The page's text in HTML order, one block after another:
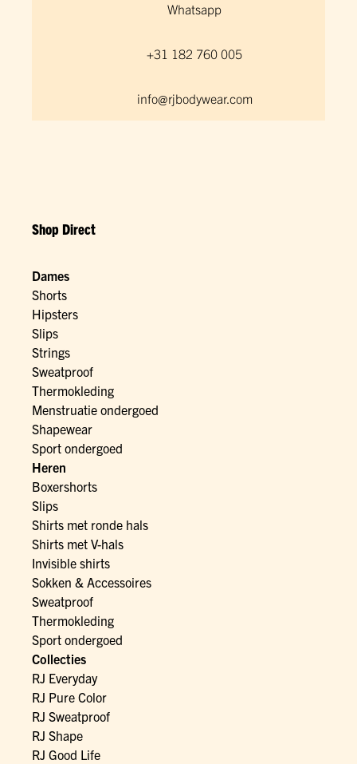
Whatsapp
+31 182 760 005
info@rjbodywear.com
Shop Direct
Dames
Shorts
Hipsters
Slips
Strings
Sweatproof
Thermokleding
Menstruatie ondergoed
Shapewear
Sport ondergoed
Heren
Boxershorts
Slips
Shirts met ronde hals
Shirts met V-hals
Invisible shirts
Sokken & Accessoires
Sweatproof
Thermokleding
Sport ondergoed
Collecties
RJ Everyday
RJ Pure Color
RJ Sweatproof
RJ Shape
RJ Good Life